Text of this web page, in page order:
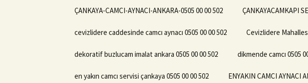
ÇANKAYA-CAMCI-AYNACI-ANKARA-0505 00 00 502 ÇANKAYACAMKAPI
cevizlidere caddesinde camcı aynacı 0505 00 00 502 Cevizlidere
dekoratif buzlucam imalat ankara 0505 00 00 502 dikmende camcı 0505
en yakın camcı servisi çankaya 0505 00 00 502 ENYAKIN CAMCI AYNACI